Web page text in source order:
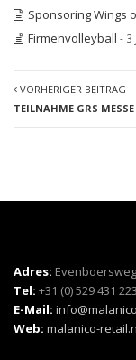
Sponsoring Wings
Firmenvolleyball - 3
VORHERIGER BEITRAG
TEILNAHME GRS MESSE
Adres:
Tel: +31 (0) 529 431 223
E-Mail:
Web: malanico-